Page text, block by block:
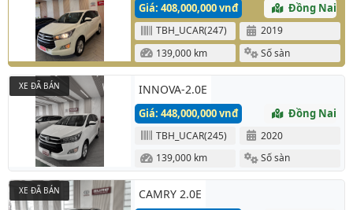
Giá: 408,000,000 vnđ Đồng Nai
TBH_UCAR(247)
2019
139,000 km
Số sàn
INNOVA-2.0E
Giá: 448,000,000 vnđ Đồng Nai
TBH_UCAR(245)
2020
139,000 km
Số sàn
XE ĐÃ BÁN
CAMRY 2.0E
XE ĐÃ BÁN